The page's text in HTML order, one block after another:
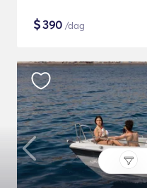
$390 /dag